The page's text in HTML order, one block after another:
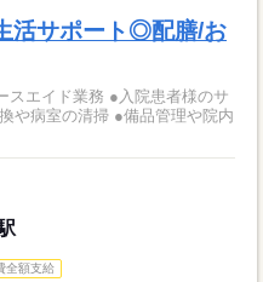
活サポート◎配膳/お
●入院患者様のサ
や病室の清掃 ●備品管理や院内
全額支給